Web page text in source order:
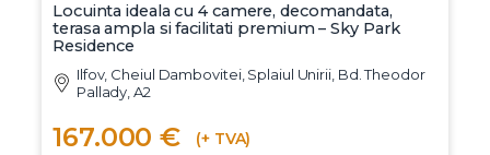
Locuinta ideala cu 4 camere, decomandata,
terasa ampla si facilitati premium – Sky Park
Residence
Ilfov, Cheiul Dambovitei, Splaiul Unirii, Bd. Theodor
Pallady, A2
167.000 € (+ TVA)